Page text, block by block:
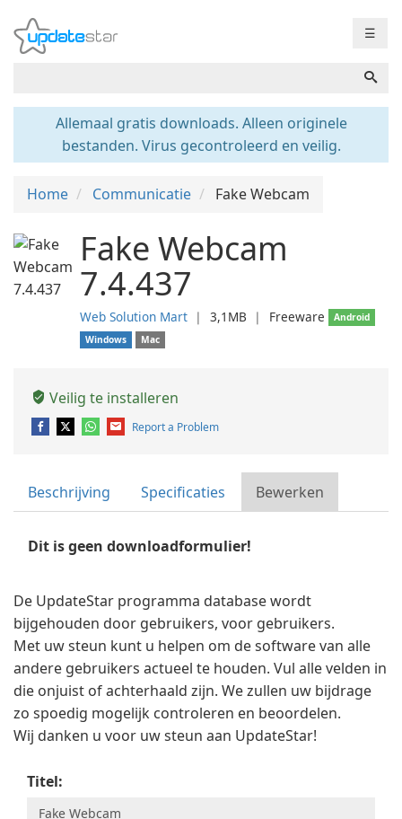
☰
Allemaal gratis downloads. Alleen originele
bestanden. Virus gecontroleerd en veilig.
Home Communicatie Fake Webcam
Fake Webcam
7.4.437
Web Solution Mart ❘ 3,1MB ❘ Freeware
Android
Windows
Mac
Veilig te installeren
Report a Problem
Beschrijving Specificaties Bewerken
Dit is geen downloadformulier!
De UpdateStar programma database wordt
bijgehouden door gebruikers, voor gebruikers.
Met uw steun kunt u helpen om de software van alle
andere gebruikers actueel te houden. Vul alle velden in
die onjuist of achterhaald zijn. We zullen uw bijdrage
zo spoedig mogelijk controleren en beoordelen.
Wij danken u voor uw steun aan UpdateStar!
Titel: